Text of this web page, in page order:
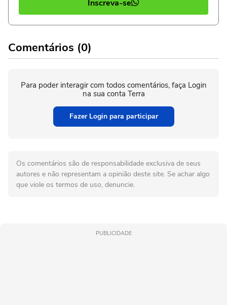
Inscreva-se
Comentários (0)
Para poder interagir com todos comentários, faça Login
na sua conta Terra
Fazer Login para participar
Os comentários são de responsabilidade exclusiva de seus
autores e não representam a opinião deste site. Se achar algo
que viole os termos de uso, denuncie.
PUBLICIDADE